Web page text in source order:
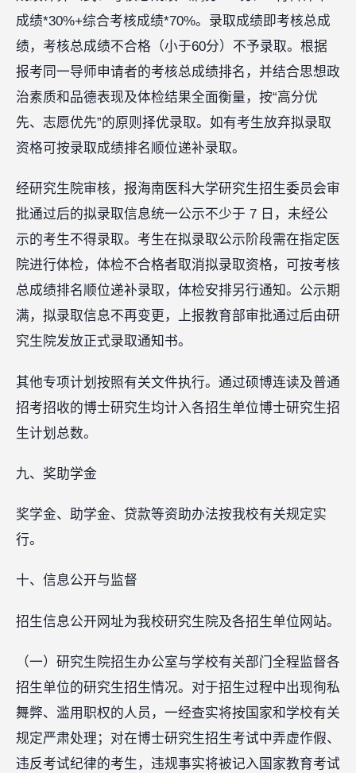
成绩*30%+综合考核成绩*70%。录取成绩即考核总成
绩，考核总成绩不合格（小于60分）不予录取。根据
报考同一导师申请者的考核总成绩排名，并结合思想政
治素质和品德表现及体检结果全面衡量，按“高分优
先、志愿优先”的原则择优录取。如有考生放弃拟录取
资格可按录取成绩排名顺位递补录取。
经研究生院审核，报海南医科大学研究生招生委员会审
批通过后的拟录取信息统一公示不少于 7 日，未经公
示的考生不得录取。考生在拟录取公示阶段需在指定医
院进行体检，体检不合格者取消拟录取资格，可按考核
总成绩排名顺位递补录取，体检安排另行通知。公示期
满，拟录取信息不再变更，上报教育部审批通过后由研
究生院发放正式录取通知书。
其他专项计划按照有关文件执行。通过硕博连读及普通
招考招收的博士研究生均计入各招生单位博士研究生招
生计划总数。
九、奖助学金
奖学金、助学金、贷款等资助办法按我校有关规定实
行。
十、信息公开与监督
招生信息公开网址为我校研究生院及各招生单位网站。
（一）研究生院招生办公室与学校有关部门全程监督各
招生单位的研究生招生情况。对于招生过程中出现徇私
舞弊、滥用职权的人员，一经查实将按国家和学校有关
规定严肃处理；对在博士研究生招生考试中弄虚作假、
违反考试纪律的考生，违规事实将被记入国家教育考试